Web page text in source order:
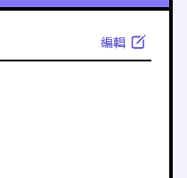
編輯